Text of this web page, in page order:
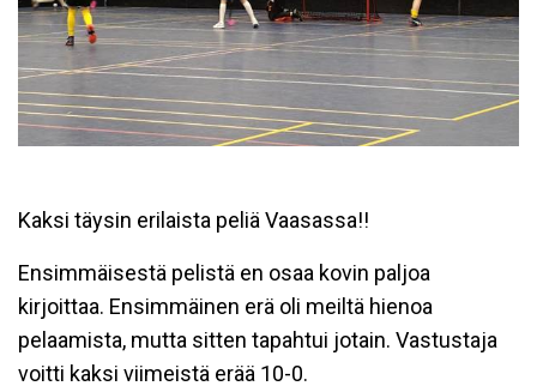
Kaksi täysin erilaista peliä Vaasassa!!
Ensimmäisestä pelistä en osaa kovin paljoa
kirjoittaa. Ensimmäinen erä oli meiltä hienoa
pelaamista, mutta sitten tapahtui jotain. Vastustaja
voitti kaksi viimeistä erää 10-0.